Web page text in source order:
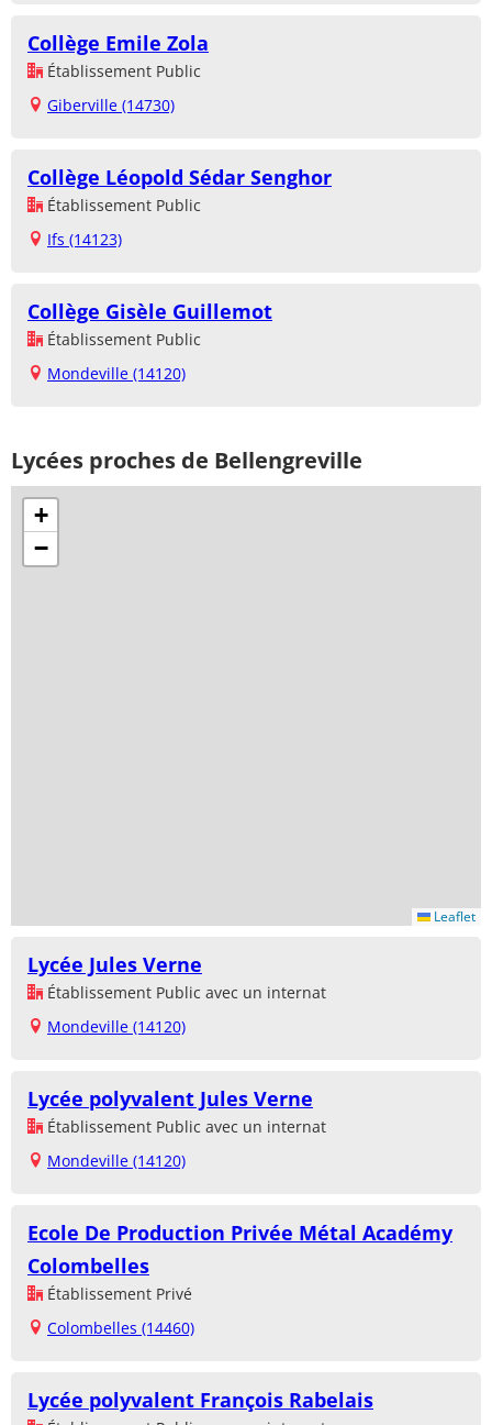
Collège Emile Zola
Établissement Public
Giberville (14730)
Collège Léopold Sédar Senghor
Établissement Public
Ifs (14123)
Collège Gisèle Guillemot
Établissement Public
Mondeville (14120)
Lycées proches de Bellengreville
+
−
Leaflet
Lycée Jules Verne
Établissement Public avec un internat
Mondeville (14120)
Lycée polyvalent Jules Verne
Établissement Public avec un internat
Mondeville (14120)
Ecole De Production Privée Métal Académy
Colombelles
Établissement Privé
Colombelles (14460)
Lycée polyvalent François Rabelais